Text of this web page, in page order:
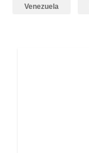
Venezuela